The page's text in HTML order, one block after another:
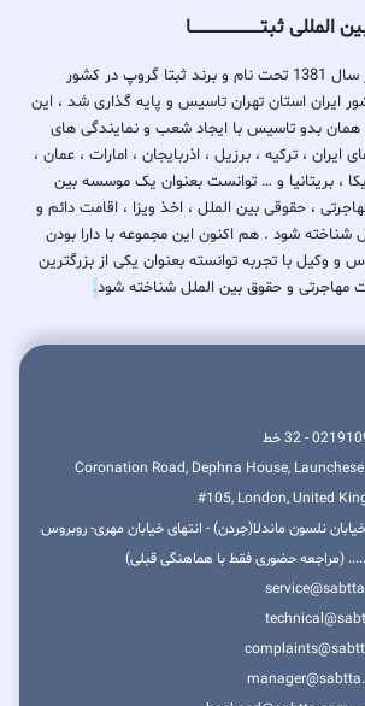
مرکز تخصصی ثبتا در سال 1381 تحت نام و برند ثبتا گروپ در کشور
ایران استان تهران تاسیس و پایه گذاری شد ، این
بدو تاسیس با ایجاد شعب و نمایندگی های
، ترکیه ، برزیل ، اذربایجان ، امارات ، عمان ،
، بریتانیا و … توانست بعنوان یک موسسه بین
، حقوقی بین الملل ، اخذ ویزا ، اقامت دائم و
شود . هم اکنون این مجموعه با دارا بودن
کارشناس و وکیل با تجربه توانسته بعنوان یکی از بزرگترین
مهاجرتی و حقوق بین الملل شناخته شود.
آدرس دفتر لندن: 7 Coronation Road, Dephna House, Launchese
#105, London, United
نلسون ماندلا(جردن) - انتهای خیابان مهری- روبروس
(مراجعه حضوری فقط با هماهنگی قبلی)